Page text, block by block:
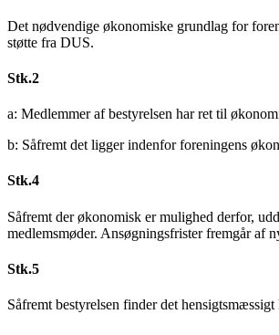
Det nødvendige økonomiske grundlag for
støtte fra DUS.
Stk.2
a: Medlemmer af bestyrelsen har ret til
b: Såfremt det ligger indenfor foreningens
Stk.4
Såfremt der økonomisk er mulighed derfor,
medlemsmøder. Ansøgningsfrister fremgår af
Stk.5
Såfremt bestyrelsen finder det